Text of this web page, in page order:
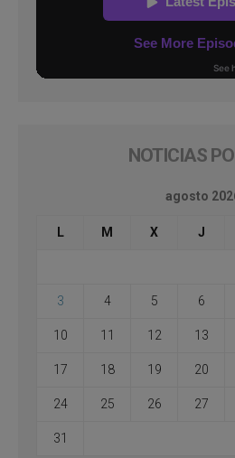
NOTICIAS
agosto
L M X J
3 4 5 6
10 11 12 13
17 18 19 20
24 25 26 27
31